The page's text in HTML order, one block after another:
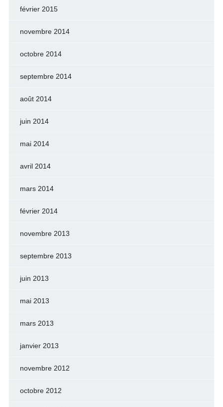
février 2015
novembre 2014
octobre 2014
septembre 2014
août 2014
juin 2014
mai 2014
avril 2014
mars 2014
février 2014
novembre 2013
septembre 2013
juin 2013
mai 2013
mars 2013
janvier 2013
novembre 2012
octobre 2012